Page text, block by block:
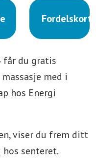
Fordelskort
får du gratis
med i
hos Energi
viser du frem ditt
senteret.